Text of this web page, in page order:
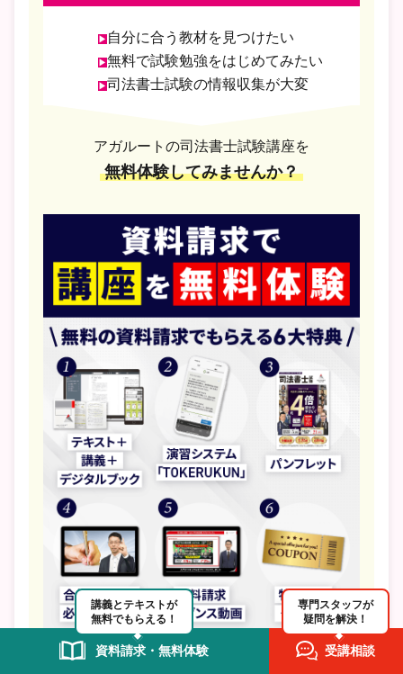
自分に合う教材を見つけたい
無料で試験勉強をはじめてみたい
司法書士試験の情報収集が大変
アガルートの司法書士試験講座を
無料体験してみませんか？
講義とテキストが
無料でもらえる！
資料請求・無料体験
専門スタッフが
疑問を解決！
受講相談